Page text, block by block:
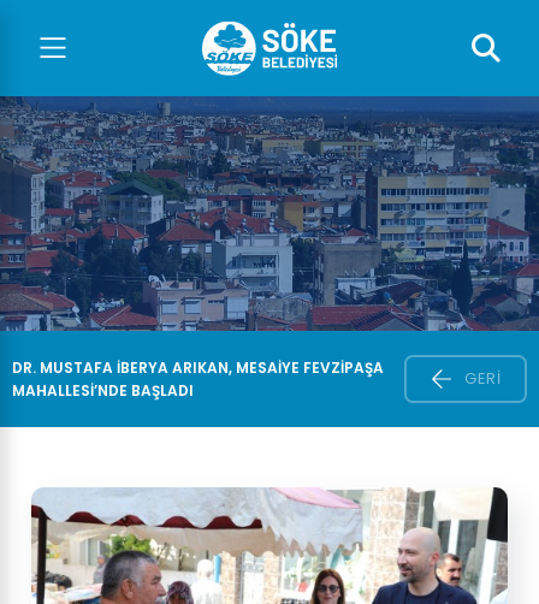
DR. MUSTAFA İBERYA ARIKAN, MESAİYE FEVZİPAŞA
MAHALLESİ’NDE BAŞLADI
GERI